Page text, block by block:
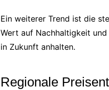
Ein weiterer Trend ist die
Wert auf Nachhaltigkeit
in Zukunft anhalten.
Regionale